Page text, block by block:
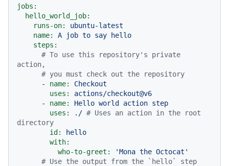
jobs:
hello_world_job:
runs-on:
ubuntu-latest
name:
A job to say hello
steps:
# To use this repository's private
action,
# you must check out the repository
-
name:
Checkout
uses:
actions/checkout@v6
-
name: Hello world action step
uses:
./ # Uses an action in the root
directory
id:
hello
with:
who-to-greet:
'Mona the Octocat'
# Use the output from the `hello` step